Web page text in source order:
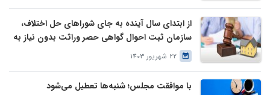
از ابتدای سال آینده به جای شوراهای حل اختلاف،
سازمان ثبت احوال گواهی حصر وراثت بدون نیاز به
درخواست وراث صادر خواهد کرد
22 شهریور 1403
با موافقت مجلس؛ شنبه‌ها تعطیل می‌شود